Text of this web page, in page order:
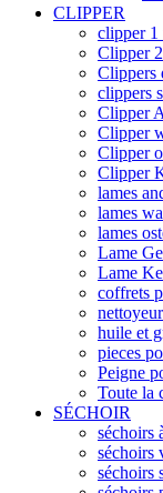
CLIPPER
clipper 1
Clipper
Clippers
clippers
Clipper
Clipper
Clipper
Clipper
lames
lames
lames
Lame
Lame
coffrets
huile et
pieces
Peigne
Toute la
SÉCHOIR
séchoirs
séchoirs
séchoirs